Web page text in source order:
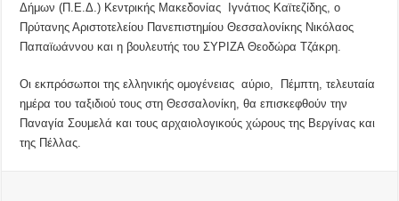
Δήμων (Π.Ε.Δ.) Κεντρικής Μακεδονίας Ιγνάτιος Καϊτεζίδης, ο
Πρύτανης Αριστοτελείου Πανεπιστημίου Θεσσαλονίκης Νικόλαος
Παπαϊωάννου και η βουλευτής του ΣΥΡΙΖΑ Θεοδώρα Τζάκρη.
Οι εκπρόσωποι της ελληνικής ομογένειας αύριο, Πέμπτη, τελευταία
ημέρα του ταξιδιού τους στη Θεσσαλονίκη, θα επισκεφθούν την
Παναγία Σουμελά και τους αρχαιολογικούς χώρους της Βεργίνας και
της Πέλλας.